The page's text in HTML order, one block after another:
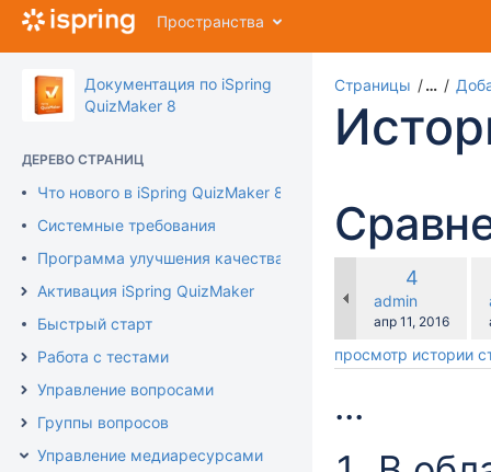
Перейти
главному
содержимому
assistive.skiplink.to.breadcrumbs
assistive.skiplink.to.header.menu
assistive.skiplink.to.quick.search
Пространства
Документация по iSpring
QuizMaker 8
ДЕРЕВО СТРАНИЦ
Что нового в iSpring QuizMaker 8
Системные требования
Программа улучшения качества продукта
Активация iSpring QuizMaker
Быстрый старт
Работа с тестами
Управление вопросами
Группы вопросов
Управление медиаресурсами
Страницы …
Старая
версия
4
admin
Сохранено
апр 11, 2016
просмотр истории
...